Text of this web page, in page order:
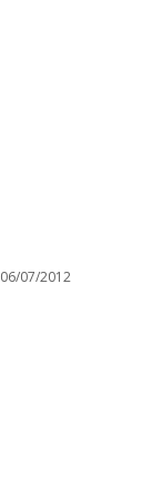
06/07/2012